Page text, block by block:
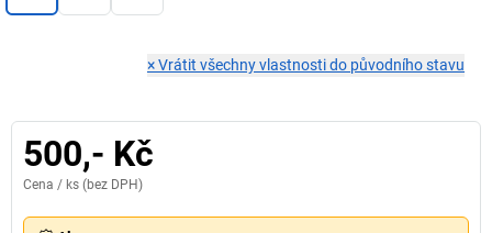
×Vrátit všechny vlastnosti do původního stavu
500,- Kč
Cena / ks (bez DPH)